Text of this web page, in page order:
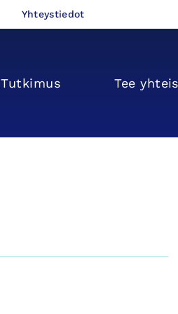
Yhteystiedot
Tutkimus Tee